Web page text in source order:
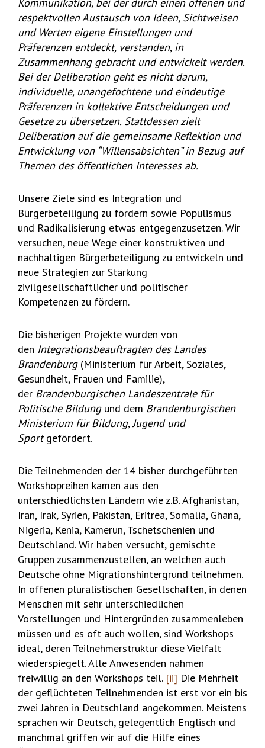
respektvollen Austausch von Ideen, Sichtweisen
und Werten eigene Einstellungen und
Präferenzen entdeckt, verstanden, in
Zusammenhang gebracht und entwickelt werden.
Bei der Deliberation geht es nicht darum,
individuelle, unangefochtene und eindeutige
Präferenzen in kollektive Entscheidungen und
Gesetze zu übersetzen. Stattdessen zielt
Deliberation auf die gemeinsame Reflektion und
Entwicklung von “Willensabsichten” in Bezug auf
Themen des öffentlichen Interesses ab.
Unsere Ziele sind es Integration und
Bürgerbeteiligung zu fördern sowie Populismus
und Radikalisierung etwas entgegenzusetzen. Wir
versuchen, neue Wege einer konstruktiven und
nachhaltigen Bürgerbeteiligung zu entwickeln und
neue Strategien zur Stärkung
zivilgesellschaftlicher und politischer
Kompetenzen zu fördern.
Die bisherigen Projekte wurden von
den Integrationsbeauftragten des Landes
Brandenburg (Ministerium für Arbeit, Soziales,
Gesundheit, Frauen und Familie),
der Brandenburgischen Landeszentrale für
Politische Bildungund dem Brandenburgischen
Ministerium für Bildung, Jugend und
Sportgefördert.
Die Teilnehmenden der 14 bisher durchgeführten
Workshopreihen kamen aus den
unterschiedlichsten Ländern wie z.B. Afghanistan,
Iran, Irak, Syrien, Pakistan, Eritrea, Somalia, Ghana,
Nigeria, Kenia, Kamerun, Tschetschenien und
Deutschland. Wir haben versucht, gemischte
Gruppen zusammenzustellen, an welchen auch
Deutsche ohne Migrationshintergrund teilnehmen.
In offenen pluralistischen Gesellschaften, in denen
Menschen mit sehr unterschiedlichen
Vorstellungen und Hintergründen zusammenleben
müssen und es oft auch wollen, sind Workshops
ideal, deren Teilnehmerstruktur diese Vielfalt
wiederspiegelt. Alle Anwesenden nahmen
freiwillig an den Workshops teil. [ii] Die Mehrheit
der geflüchteten Teilnehmenden ist erst vor ein bis
zwei Jahren in Deutschland angekommen. Meistens
sprachen wir Deutsch, gelegentlich Englisch und
manchmal griffen wir auf die Hilfe eines